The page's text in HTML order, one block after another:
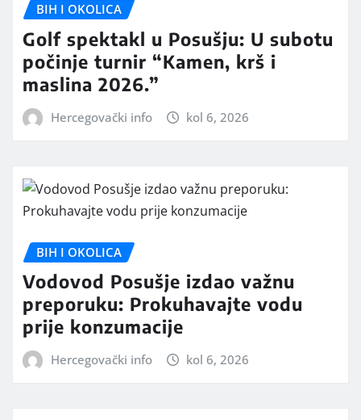
BIH I OKOLICA
Golf spektakl u Posušju: U subotu
počinje turnir “Kamen, krš i
maslina 2026.”
Hercegovački info kol 6, 2026
BIH I OKOLICA
Vodovod Posušje izdao važnu
preporuku: Prokuhavajte vodu
prije konzumacije
Hercegovački info kol 6, 2026